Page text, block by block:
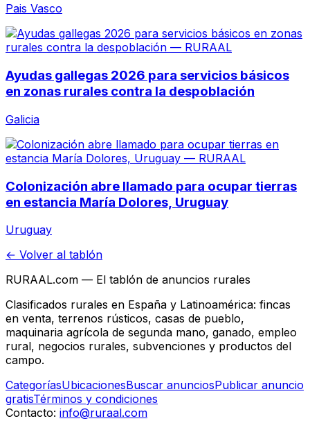
Pais Vasco
Ayudas gallegas 2026 para servicios básicos
en zonas rurales contra la despoblación
Galicia
Colonización abre llamado para ocupar tierras
en estancia María Dolores, Uruguay
Uruguay
← Volver al tablón
RURAAL.com — El tablón de anuncios rurales
Clasificados rurales en España y Latinoamérica: fincas
en venta, terrenos rústicos, casas de pueblo,
maquinaria agrícola de segunda mano, ganado, empleo
rural, negocios rurales, subvenciones y productos del
campo.
CategoríasUbicacionesBuscar anunciosPublicar anuncio
gratisTérminos y condiciones
Contacto: info@ruraal.com